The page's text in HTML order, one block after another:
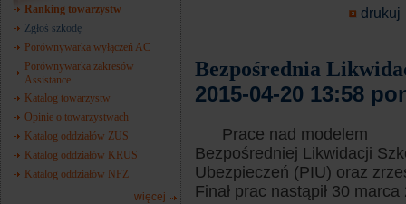
Ranking towarzystw
Zgłoś szkodę
Porównywarka wyłączeń AC
Porównywarka zakresów
Assistance
Katalog towarzystw
Opinie o towarzystwach
Katalog oddziałów ZUS
Katalog oddziałów KRUS
Katalog oddziałów NFZ
więcej
drukuj
Bezpośrednia
2015-04-20 13:58
Prace nad modelem
Bezpośredniej Likwidacji
Ubezpieczeń (PIU) oraz
Finał prac nastąpił 30